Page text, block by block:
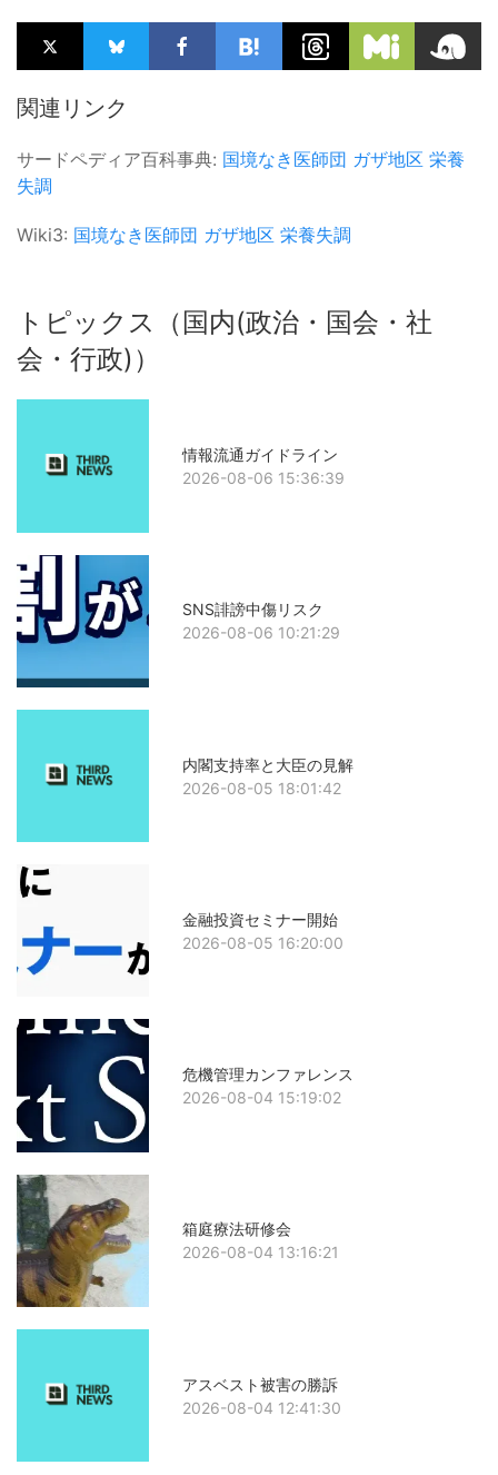
関連リンク
サードペディア百科事典: 国境なき医師団 ガザ地区 栄養
失調
Wiki3: 国境なき医師団 ガザ地区 栄養失調
トピックス（国内(政治・国会・社
会・行政)）
情報流通ガイドライン
2026-08-06 15:36:39
SNS誹謗中傷リスク
2026-08-06 10:21:29
内閣支持率と大臣の見解
2026-08-05 18:01:42
金融投資セミナー開始
2026-08-05 16:20:00
危機管理カンファレンス
2026-08-04 15:19:02
箱庭療法研修会
2026-08-04 13:16:21
アスベスト被害の勝訴
2026-08-04 12:41:30